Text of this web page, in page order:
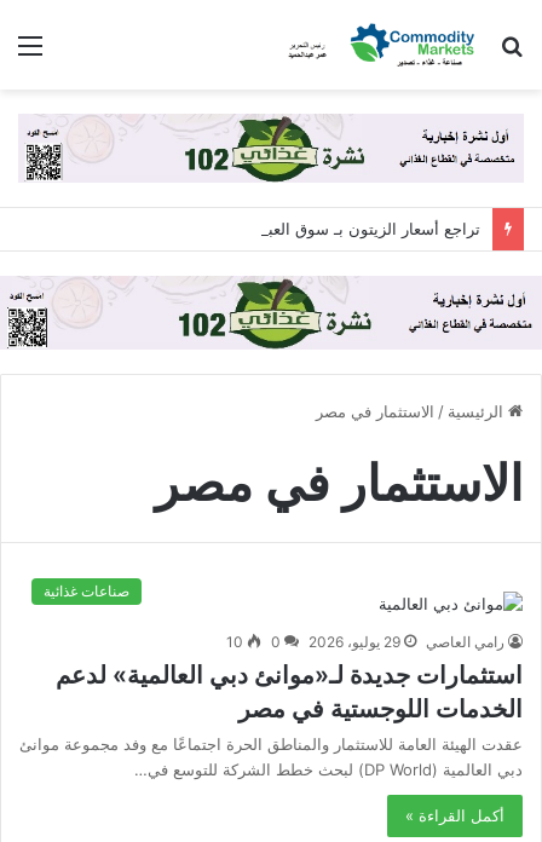
بحث
الرئيسية / الاستثمار في مصر
الاستثمار في مصر
صناعات غذائية
رامي العاصي 29 يوليو، 2026 0
10
استثمارات جديدة لـ«موانئ دبي العالمية» لدعم
الخدمات اللوجستية في مصر
عقدت الهيئة العامة للاستثمار والمناطق الحرة اجتماعًا مع وفد مجموعة موانئ
دبي العالمية (DP World) لبحث خطط الشركة للتوسع في…
أكمل القراءة »